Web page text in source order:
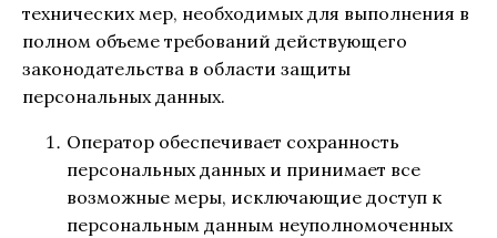
технических мер, необходимых для выполнения в
полном объеме требований действующего
законодательства в области защиты
персональных данных.
Оператор обеспечивает сохранность
персональных данных и принимает все
возможные меры, исключающие доступ к
персональным данным неуполномоченных